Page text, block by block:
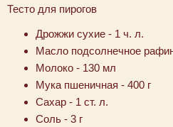
Тесто для пирогов
Дрожжи сухие - 1 ч. л.
Масло подсолнечное
Молоко - 130 мл
Мука пшеничная - 400 г
Сахар - 1 ст. л.
Соль - 3 г